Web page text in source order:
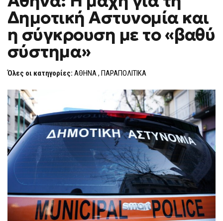
R
ΜΆΧΗ
ΓΙΑ
ΤΗ
ΔΗΜΟΤΙΚΉ
ΑΣΤΥΝΟΜΊΑ
ΜΕ
ΤΟ
ΣΎΣΤΗΜΑ»
Δημοτική Αστυνομία και
η σύγκρουση με το «βαθύ
σύστημα»
Όλες οι κατηγορίες: ΑΘΗΝΑ, ΠΑΡΑΠΟΛΙΤΙΚΑ